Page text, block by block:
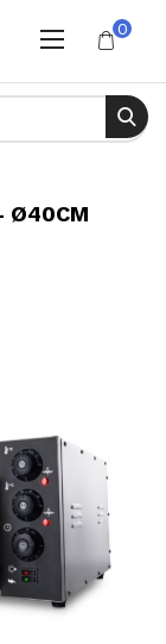
0
Ø40CM